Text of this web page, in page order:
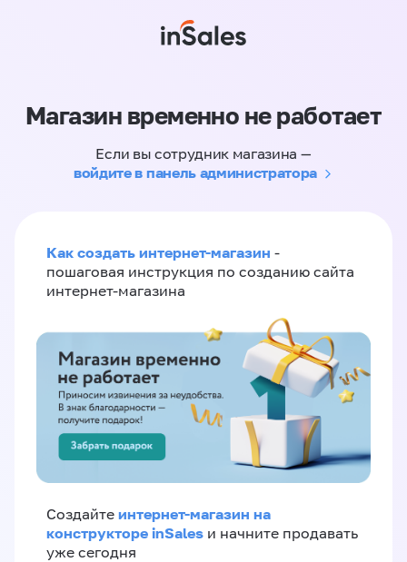
Магазин временно не работает
Если вы сотрудник магазина —
войдите в панель администратора
Как создать интернет-магазин -
пошаговая инструкция по созданию сайта
интернет-магазина
Создайте интернет-магазин на
конструкторе inSales и начните продавать
уже сегодня